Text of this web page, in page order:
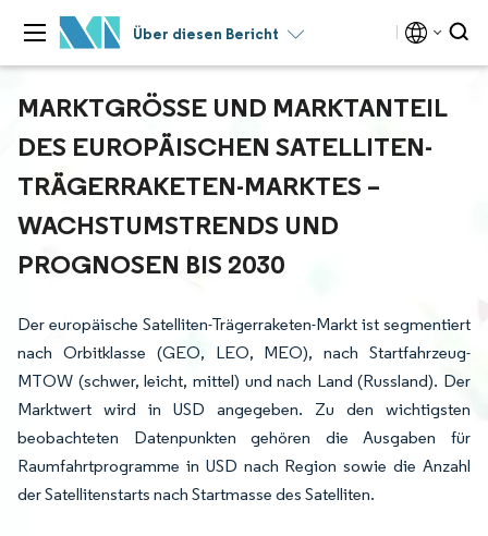
Über diesen Bericht
MARKTGRÖSSE UND MARKTANTEIL D
ES EUROPÄISCHEN SATELLITEN-T
RÄGERRAKETEN-MARKTES – W
ACHSTUMSTRENDS UND P
ROGNOSEN BIS 2030
Der europäische Satelliten-Trägerraketen-Markt ist segmentiert
nach Orbitklasse (GEO, LEO, MEO), nach Startfahrzeug-
MTOW (schwer, leicht, mittel) und nach Land (Russland). Der
Marktwert wird in USD angegeben. Zu den wichtigsten
beobachteten Datenpunkten gehören die Ausgaben für
Raumfahrtprogramme in USD nach Region sowie die Anzahl
der Satellitenstarts nach Startmasse des Satelliten.